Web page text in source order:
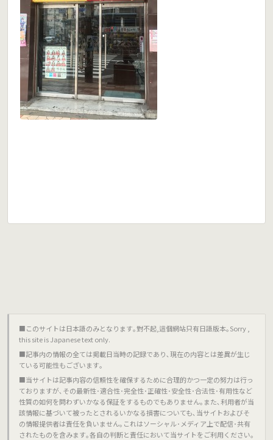
■このサイトは日本語のみとなります｡對不起,這個網站只有日語版本｡Sorry ,
this site is Japanese text only.
■記事内の情報の全ては掲載日当時の記録であり､現在の内容とは差異が生じ
ている可能性もございます｡
■当サイトは記事内容の信頼性を確保するために合理的かつ一定の努力は行っ
ておりますが､その最新性･適合性･完全性･正確性･安全性･合法性･有用性など
性質の如何を問わずいかなる保証をするものでもありません｡また､利用者が当
該情報に基づいて被ったとされるいかなる損害についても､当サイトおよびそ
の情報提供者は責任を負いません｡これはソーシャル･メディア上で配信･共有
されたものを含みます｡各自の判断と責任において当サイトをご利用ください｡